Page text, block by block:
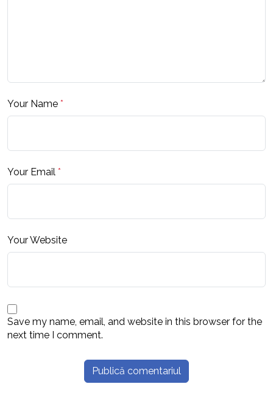
Your Name *
Your Email *
Your Website
Save my name, email, and website in this browser for the
next time I comment.